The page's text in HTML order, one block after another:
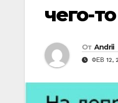
чего-
От Andrii
ФЕВ 12,